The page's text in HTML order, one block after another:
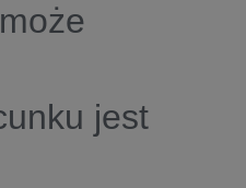
jest